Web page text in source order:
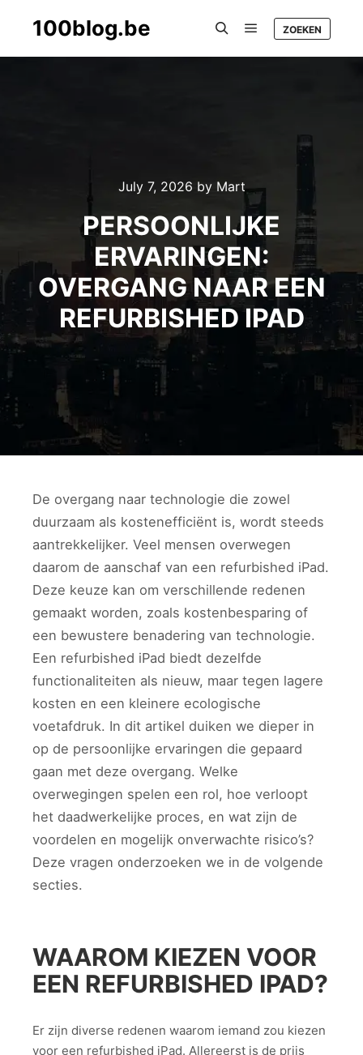
100blog.be ZOEKEN
July 7, 2026 by Mart
PERSOONLIJKE
ERVARINGEN:
OVERGANG NAAR EEN
REFURBISHED IPAD
De overgang naar technologie die zowel
duurzaam als kostenefficiënt is, wordt steeds
aantrekkelijker. Veel mensen overwegen
daarom de aanschaf van een refurbished iPad.
Deze keuze kan om verschillende redenen
gemaakt worden, zoals kostenbesparing of
een bewustere benadering van technologie.
Een refurbished iPad biedt dezelfde
functionaliteiten als nieuw, maar tegen lagere
kosten en een kleinere ecologische
voetafdruk. In dit artikel duiken we dieper in
op de persoonlijke ervaringen die gepaard
gaan met deze overgang. Welke
overwegingen spelen een rol, hoe verloopt
het daadwerkelijke proces, en wat zijn de
voordelen en mogelijk onverwachte risico’s?
Deze vragen onderzoeken we in de volgende
secties.
WAAROM KIEZEN VOOR
EEN REFURBISHED IPAD?
Er zijn diverse redenen waarom iemand zou kiezen
voor een refurbished iPad. Allereerst is de prijs